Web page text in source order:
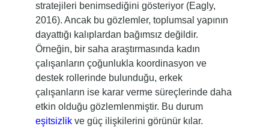
stratejileri benimsediğini gösteriyor (Eagly,
2016). Ancak bu gözlemler, toplumsal yapının
dayattığı kalıplardan bağımsız değildir.
Örneğin, bir saha araştırmasında kadın
çalışanların çoğunlukla koordinasyon ve
destek rollerinde bulunduğu, erkek
çalışanların ise karar verme süreçlerinde daha
etkin olduğu gözlemlenmiştir. Bu durum
eşitsizlikve güç ilişkilerini görünür kılar.